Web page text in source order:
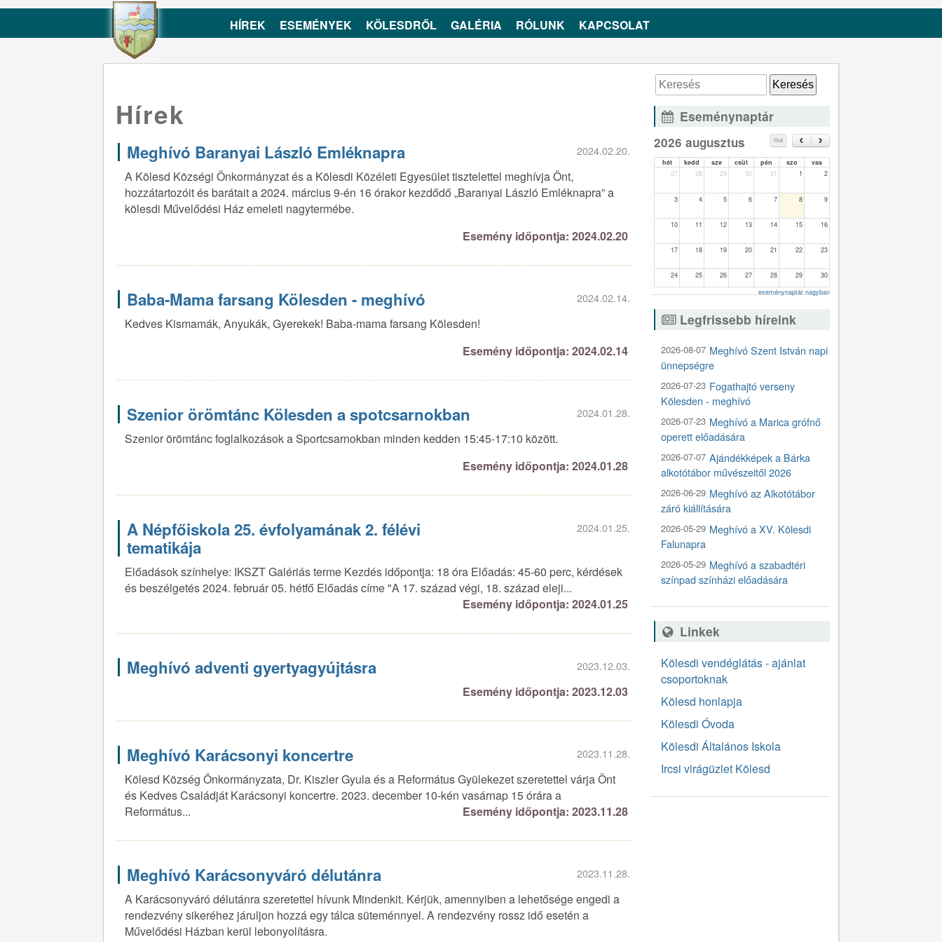
HÍREK ESEMÉNYEK KÖLESDRŐL GALÉRIA RÓLUNK KAPCSOLAT
Hírek
Meghívó Baranyai László Emléknapra 2024.02.20.
A Kölesd Községi Önkormányzat és a Kölesdi Közéleti Egyesület tisztelettel meghívja Önt,
hozzátartozóit és barátait a 2024. március 9-én 16 órakor kezdődő „Baranyai László Emléknapra” a
kölesdi Művelődési Ház emeleti nagytermébe.
Esemény időpontja: 2024.02.20
Baba-Mama farsang Kölesden - meghívó 2024.02.14.
Kedves Kismamák, Anyukák, Gyerekek! Baba-mama farsang Kölesden!
Esemény időpontja: 2024.02.14
Szenior örömtánc Kölesden a spotcsarnokban 2024.01.28.
Szenior örömtánc foglalkozások a Sportcsarnokban minden kedden 15:45-17:10 között.
Esemény időpontja: 2024.01.28
A Népfőiskola 25. évfolyamának 2. félévi
tematikája
2024.01.25.
Előadások színhelye: IKSZT Galériás terme Kezdés időpontja: 18 óra Előadás: 45-60 perc, kérdések
és beszélgetés 2024. február 05. hétfő Előadás címe "A 17. század végi, 18. század eleji...
Esemény időpontja: 2024.01.25
Meghívó adventi gyertyagyújtásra 2023.12.03.
Esemény időpontja: 2023.12.03
Meghívó Karácsonyi koncertre 2023.11.28.
Kölesd Község Önkormányzata, Dr. Kiszler Gyula és a Református Gyülekezet szeretettel várja Önt
és Kedves Családját Karácsonyi koncertre. 2023. december 10-kén vasárnap 15 órára a
Református...
Esemény időpontja: 2023.11.28
Meghívó Karácsonyváró délutánra 2023.11.28.
A Karácsonyváró délutánra szeretettel hívunk Mindenkit. Kérjük, amennyiben a lehetősége engedi a
rendezvény sikeréhez járuljon hozzá egy tálca süteménnyel. A rendezvény rossz idő esetén a
Művelődési Házban kerül lebonyolításra.
Eseménynaptár
2026 augusztus ma
hét kedd sze csüt pén szo
vas
27
28 29 30 31 1 2
3 4 5 6 7 8 9
10 11 12 13 14 15 16
17 18 19 20 21 22 23
24 25 26 27 28 29 30
eseménynaptár nagyban
Legfrissebb híreink
2026-08-07 Meghívó Szent István napi
ünnepségre
2026-07-23 Fogathajtó verseny
Kölesden - meghívó
2026-07-23 Meghívó a Marica grófnő
operett előadására
2026-07-07 Ajándékképek a Bárka
alkotótábor művészeitől 2026
2026-06-29 Meghívó az Alkotótábor
záró kiállítására
2026-05-29 Meghívó a XV. Kölesdi
Falunapra
2026-05-29 Meghívó a szabadtéri
színpad színházi előadására
Linkek
Kölesdi vendéglátás - ajánlat
csoportoknak
Kölesd honlapja
Kölesdi Óvoda
Kölesdi Általános Iskola
Ircsi virágüzlet Kölesd